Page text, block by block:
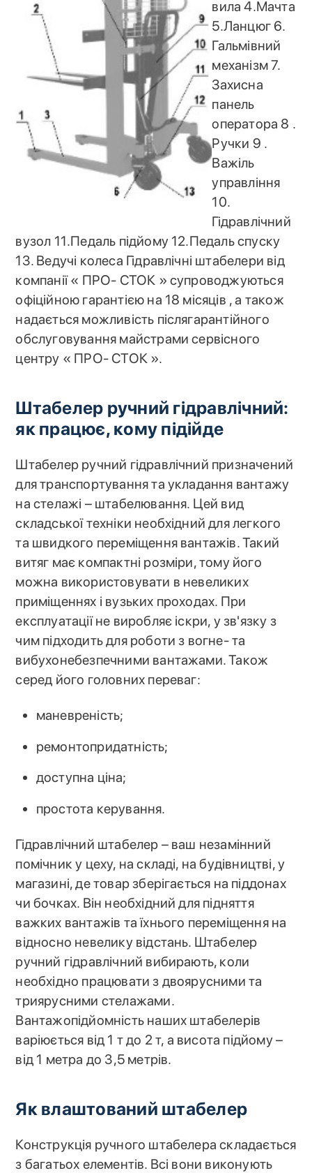
вила 4.Мачта
5.Ланцюг 6.
Гальмівний
механізм 7.
Захисна
панель
оператора 8 .
Ручки 9 .
Важіль
управління
10.
Гідравлічний
вузол 11.Педаль підйому 12.Педаль спуску
13. Ведучі колеса Гідравлічні штабелери від
компанії « ПРО- СТОК » супроводжуються
офіційною гарантією на 18 місяців , а також
надається можливість післягарантійного
обслуговування майстрами сервісного
центру « ПРО- СТОК ».
Штабелер ручний гідравлічний:
як працює, кому підійде
Штабелер ручний гідравлічний призначений
для транспортування та укладання вантажу
на стелажі – штабелювання. Цей вид
складської техніки необхідний для легкого
та швидкого переміщення вантажів. Такий
витяг має компактні розміри, тому його
можна використовувати в невеликих
приміщеннях і вузьких проходах. При
експлуатації не виробляє іскри, у зв'язку з
чим підходить для роботи з вогне- та
вибухонебезпечними вантажами. Також
серед його головних переваг:
маневреність;
ремонтопридатність;
доступна ціна;
простота керування.
Гідравлічний штабелер – ваш незамінний
помічник у цеху, на складі, на будівництві, у
магазині, де товар зберігається на піддонах
чи бочках. Він необхідний для підняття
важких вантажів та їхнього переміщення на
відносно невелику відстань. Штабелер
ручний гідравлічний вибирають, коли
необхідно працювати з двоярусними та
триярусними стелажами.
Вантажопідйомність наших штабелерів
варіюється від 1 т до 2 т, а висота підйому –
від 1 метра до 3,5 метрів.
Як влаштований штабелер
Конструкція ручного штабелера складається
з багатьох елементів. Всі вони виконують